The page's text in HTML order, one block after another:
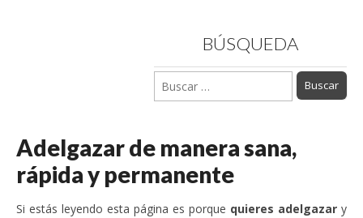
BÚSQUEDA
Buscar:
Adelgazar de manera sana,
rápida y permanente
Si estás leyendo esta página es porque quieres adelgazar y